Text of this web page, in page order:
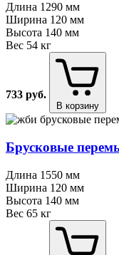
Длина 1290 мм
Ширина 120 мм
Высота 140 мм
Вес 54 кг
733 руб.
В корзину
Брусковые
Длина 1550 мм
Ширина 120 мм
Высота 140 мм
Вес 65 кг